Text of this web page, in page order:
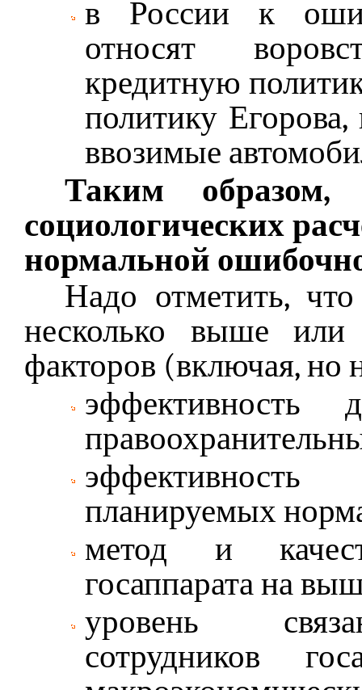
в России к
относят
кредитную
политику
ввозимые
Таким образом,
социологических
нормальной
Надо отметить,
несколько выше
факторов (включая, но
эффективность
эффективность
планируемых
метод и
госаппарата на
уровень
сотрудников